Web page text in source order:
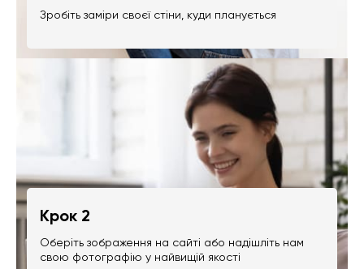
Зробіть заміри своєї стіни, куди планується
Крок 2
Оберіть зображення на сайті або надішліть нам
свою фотографію у найвищій якості